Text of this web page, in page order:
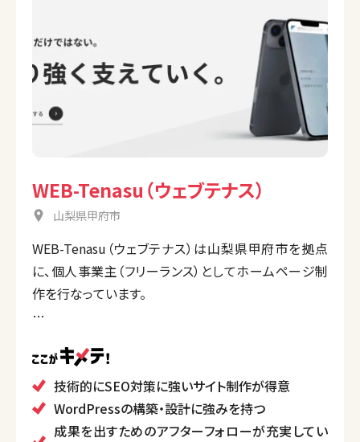
WEB-Tenasu（ウェブテナス）
山梨県甲府市
WEB-Tenasu（ウェブテナス）は山梨県甲府市を拠点
に、個人事業主（フリーランス）としてホームページ制
作を行なっています。
できたことから、豊富な知見を持ち、デザインだけでな
く、SEO対策やコーディングなどの見えない部分にもこ
だわりを持って成果の出るホームページ制作を行い
ます。
技術的にSEO対策に強いサイト制作が得意
WordPressの構築・設計に強みを持つ
成果を出すためのアフターフォローが充実してい